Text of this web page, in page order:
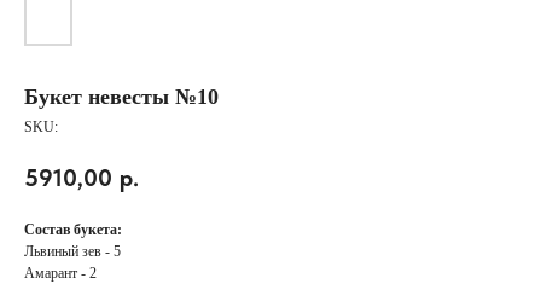
Букет невесты №10
SKU:
5910,00 р.
Состав букета:
Львиный зев - 5
Амарант - 2
АКЦИИ
КОМПОЗИЦИИ
РОЗЫ